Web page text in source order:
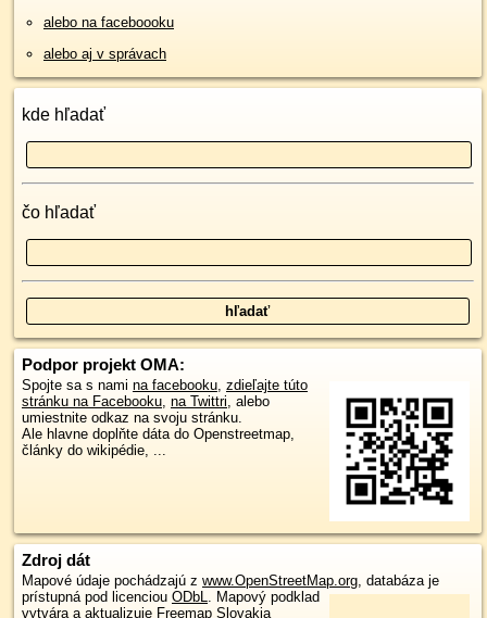
alebo na faceboooku
alebo aj v správach
kde hľadať
čo hľadať
Podpor projekt OMA:
Spojte sa s nami na facebooku, zdieľajte túto
stránku na Facebooku, na Twittri, alebo
umiestnite odkaz na svoju stránku.
Ale hlavne doplňte dáta do Openstreetmap,
články do wikipédie, ...
Zdroj dát
Mapové údaje pochádzajú z www.OpenStreetMap.org, databáza je
prístupná pod licenciou ODbL. Mapový podklad
vytvára a aktualizuje Freemap Slovakia